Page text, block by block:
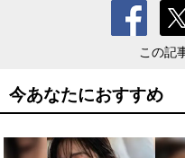
この記
今あなたにおすすめ